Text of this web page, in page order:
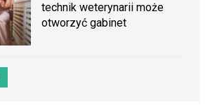
technik weterynarii może
otworzyć gabinet